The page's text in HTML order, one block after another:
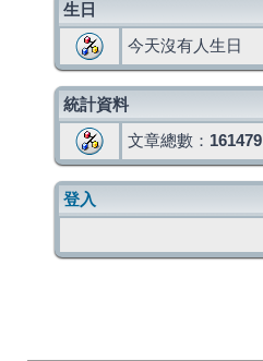
生日
今天沒有人生日
統計資料
文章總數： 161479
登入